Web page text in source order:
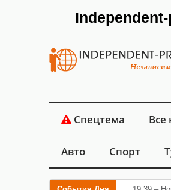
Спецтема Все
Авто Спорт